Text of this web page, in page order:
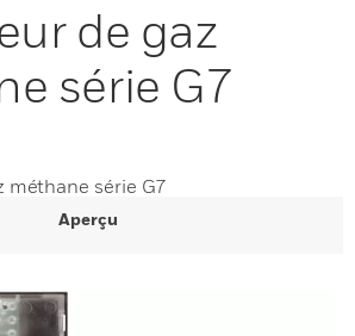
de gaz
série G7
méthane série G7
Aperçu